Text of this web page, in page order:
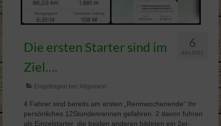
6
JULI 2021
Die ersten Starter sind im
Ziel….
Eingetragen bei: Allgemein
4 Fahrer sind bereits am ersten „Rennwochenende“ Ihr
persönliches 12Stundenrennen gefahren. 2 davon fuhren
als Einzelstarter, die beiden anderen bildeten ein 2er-